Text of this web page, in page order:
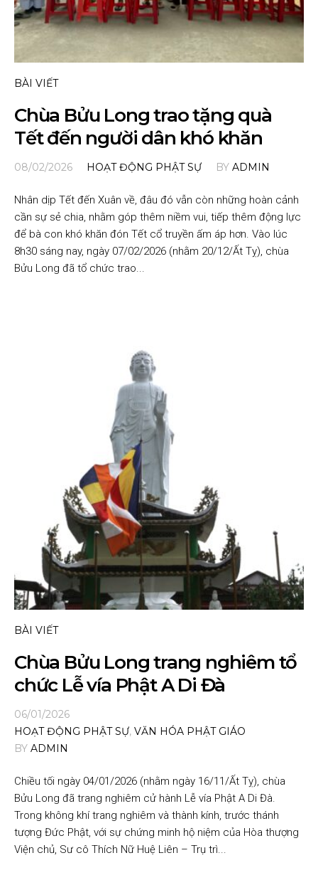
BÀI VIẾT
Chùa Bửu Long trao tặng quà
Tết đến người dân khó khăn
08/02/2026 HOẠT ĐỘNG PHẬT SỰ BY ADMIN
Nhân dịp Tết đến Xuân về, đâu đó vẫn còn những hoàn cảnh
cần sự sẻ chia, nhằm góp thêm niềm vui, tiếp thêm động lực
để bà con khó khăn đón Tết cổ truyền ấm áp hơn. Vào lúc
8h30 sáng nay, ngày 07/02/2026 (nhằm 20/12/Ất Tỵ), chùa
Bửu Long đã tổ chức trao...
BÀI VIẾT
Chùa Bửu Long trang nghiêm tổ
chức Lễ vía Phật A Di Đà
06/01/2026
HOẠT ĐỘNG PHẬT SỰ, VĂN HÓA PHẬT GIÁO
BY ADMIN
Chiều tối ngày 04/01/2026 (nhằm ngày 16/11/Ất Tỵ), chùa
Bửu Long đã trang nghiêm cử hành Lễ vía Phật A Di Đà.
Trong không khí trang nghiêm và thành kính, trước thánh
tượng Đức Phật, với sự chứng minh hộ niệm của Hòa thượng
Viện chủ, Sư cô Thích Nữ Huệ Liên – Trụ trì...